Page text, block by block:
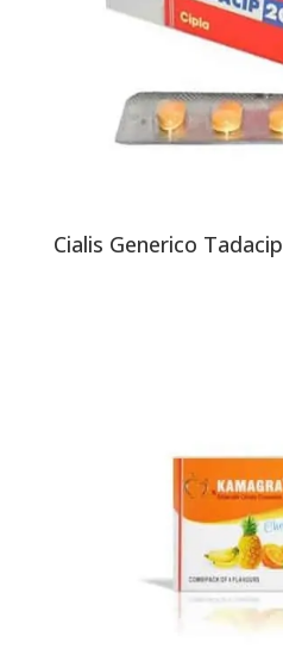
Cialis Generico Tadacip